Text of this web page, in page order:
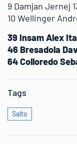
9 Damjan Jernej
10 Wellinger
39 Insam Alex
46 Bresadola
64 Colloredo
Tags
Salto